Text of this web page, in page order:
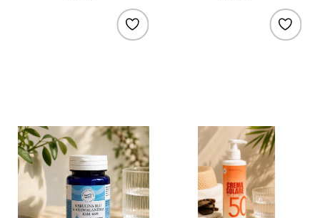
Spirulina
Blu
&
Ashwagandha
KSM-
66®
Crema
Solare
SPF
50